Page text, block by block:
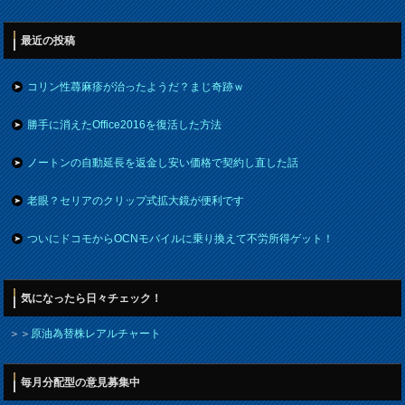
最近の投稿
コリン性蕁麻疹が治ったようだ？まじ奇跡ｗ
勝手に消えたOffice2016を復活した方法
ノートンの自動延長を返金し安い価格で契約し直した話
老眼？セリアのクリップ式拡大鏡が便利です
ついにドコモからOCNモバイルに乗り換えて不労所得ゲット！
気になったら日々チェック！
＞＞原油為替株レアルチャート
毎月分配型の意見募集中